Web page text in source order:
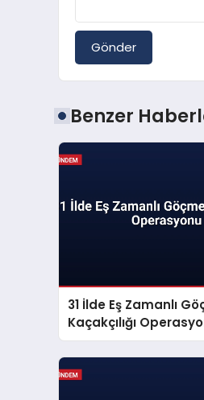
Gönder
Benzer
31 İlde Eş Zamanlı
Kaçakçılığı